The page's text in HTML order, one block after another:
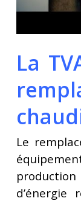
La
Le
d’énergie